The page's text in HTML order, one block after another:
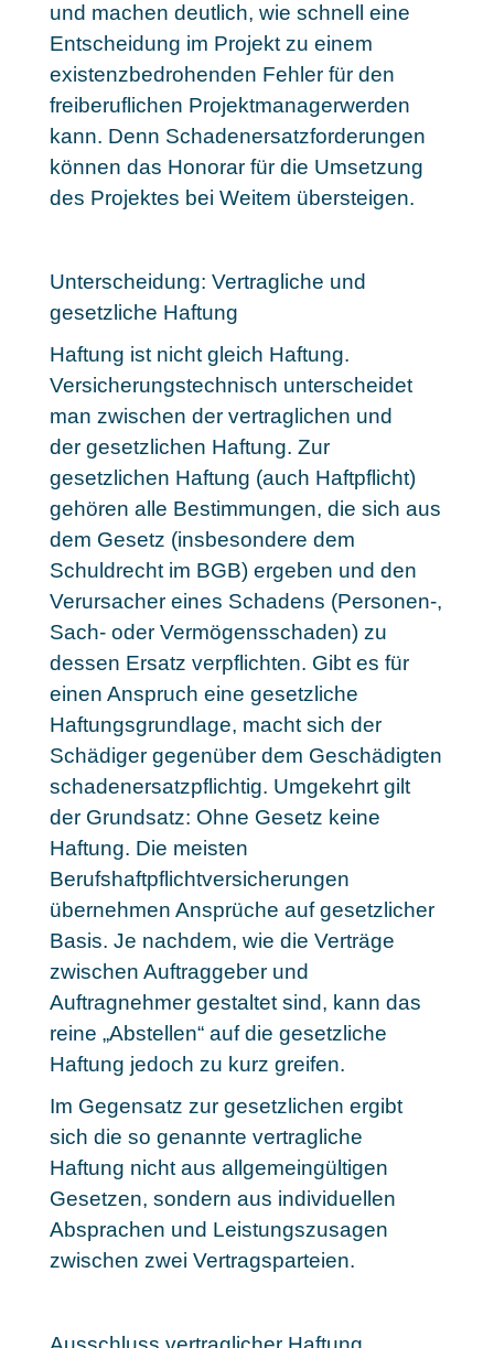
und machen deutlich, wie schnell eine
Entscheidung im Projekt zu einem
existenzbedrohenden Fehler für den
freiberuflichen Projektmanagerwerden
kann. Denn Schadenersatzforderungen
können das Honorar für die Umsetzung
des Projektes bei Weitem übersteigen.
Unterscheidung: Vertragliche und
gesetzliche Haftung
Haftung ist nicht gleich Haftung.
Versicherungstechnisch unterscheidet
man zwischen der vertraglichen und
der gesetzlichen Haftung. Zur
gesetzlichen Haftung (auch Haftpflicht)
gehören alle Bestimmungen, die sich aus
dem Gesetz (insbesondere dem
Schuldrecht im BGB) ergeben und den
Verursacher eines Schadens (Personen-,
Sach- oder Vermögensschaden) zu
dessen Ersatz verpflichten. Gibt es für
einen Anspruch eine gesetzliche
Haftungsgrundlage, macht sich der
Schädiger gegenüber dem Geschädigten
schadenersatzpflichtig. Umgekehrt gilt
der Grundsatz: Ohne Gesetz keine
Haftung. Die meisten
Berufshaftpflichtversicherungen
übernehmen Ansprüche auf gesetzlicher
Basis. Je nachdem, wie die Verträge
zwischen Auftraggeber und
Auftragnehmer gestaltet sind, kann das
reine „Abstellen“ auf die gesetzliche
Haftung jedoch zu kurz greifen.
Im Gegensatz zur gesetzlichen ergibt
sich die so genannte vertragliche
Haftung nicht aus allgemeingültigen
Gesetzen, sondern aus individuellen
Absprachen und Leistungszusagen
zwischen zwei Vertragsparteien.